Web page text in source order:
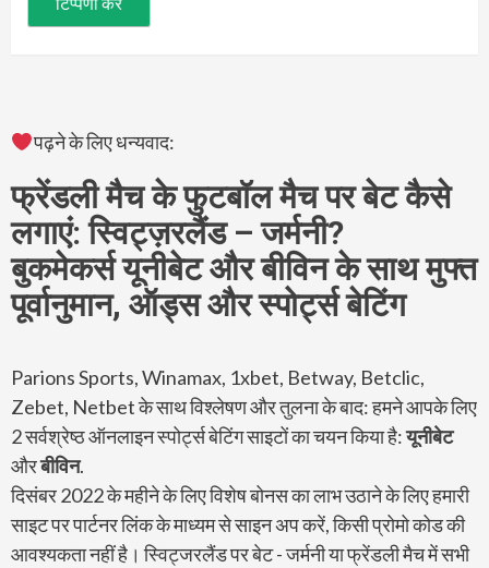
पढ़ने के लिए धन्यवाद:
फ्रेंडली मैच के फुटबॉल मैच पर बेट कैसे
लगाएं: स्विट्ज़रलैंड – जर्मनी?
बुकमेकर्स यूनीबेट और बीविन के साथ मुफ्त
पूर्वानुमान, ऑड्स और स्पोर्ट्स बेटिंग
Parions Sports, Winamax, 1xbet, Betway, Betclic,
Zebet, Netbet के साथ विश्लेषण और तुलना के बाद: हमने आपके लिए
2 सर्वश्रेष्ठ ऑनलाइन स्पोर्ट्स बेटिंग साइटों का चयन किया है:यूनीबेट
औरबीविन.
दिसंबर 2022 के महीने के लिए विशेष बोनस का लाभ उठाने के लिए हमारी
साइट पर पार्टनर लिंक के माध्यम से साइन अप करें, किसी प्रोमो कोड की
आवश्यकता नहीं है। स्विट्जरलैंड पर बेट - जर्मनी या फ्रेंडली मैच में सभी